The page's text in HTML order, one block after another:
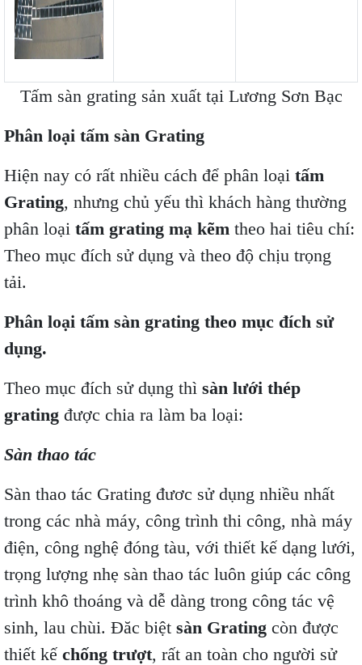
Tấm sàn grating sản xuất tại Lương Sơn Bạc
Phân loại tấm sàn Grating
Hiện nay có rất nhiều cách để phân loại tấm
Grating, nhưng chủ yếu thì khách hàng thường
phân loại tấm grating mạ kẽm theo hai tiêu chí:
Theo mục đích sử dụng và theo độ chịu trọng
tải.
Phân loại tấm sàn grating theo mục đích sử
dụng.
Theo mục đích sử dụng thì sàn lưới thép
grating được chia ra làm ba loại:
Sàn thao tác
Sàn thao tác Grating đươc sử dụng nhiều nhất
trong các nhà máy, công trình thi công, nhà máy
điện, công nghệ đóng tàu, với thiết kế dạng lưới,
trọng lượng nhẹ sàn thao tác luôn giúp các công
trình khô thoáng và dễ dàng trong công tác vệ
sinh, lau chùi. Đăc biệt sàn Grating còn được
thiết kế chống trượt, rất an toàn cho người sử